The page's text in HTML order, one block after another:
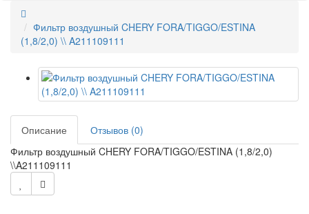
Фильтр воздушный CHERY FORA/TIGGO/ESTINA
(1,8/2,0) \\ A211109111
Описание
Отзывов (0)
Фильтр воздушный CHERY FORA/TIGGO/ESTINA (1,8/2,0)
\\A211109111